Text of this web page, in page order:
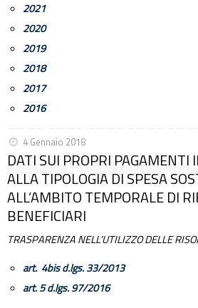
2021
2020
2019
2018
2017
2016
4 Gennaio 2018
DATI SUI PROPRI PAGAMENTI
ALLA TIPOLOGIA DI SPESA
ALL’AMBITO TEMPORALE DI
BENEFICIARI
TRASPARENZA NELL’UTILIZZO DELLE
art. 4bis d.lgs. 33/2013
art. 5 d.lgs. 97/2016